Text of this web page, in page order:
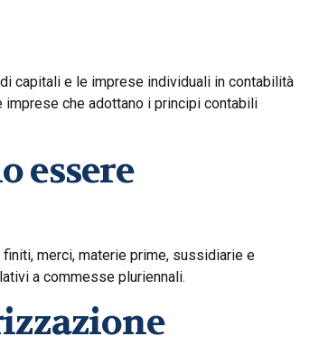
capitali e le imprese individuali in contabilità
che adottano i principi contabili
essere
merci, materie prime, sussidiarie e
a commesse pluriennali.